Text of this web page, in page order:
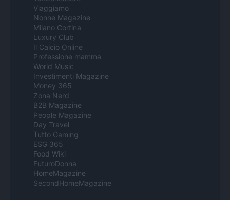
Viaggiamo
Nonne Magazine
Milano Cortina
Luxury Club
Il Calcio Online
Professione mamma
World Music
Investimenti Magazine
Money 365
Zona Nerd
B2B Magazine
People Magazine
Day Travel
Tutto Gaming
ESG 365
Food Wiki
FuturoDonna
HomeMagazine
SecondHomeMagazine